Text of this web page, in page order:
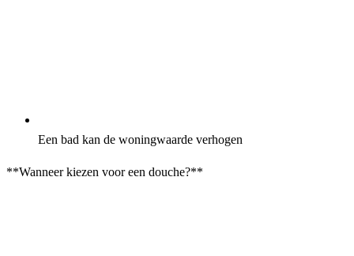
Een bad kan de woningwaarde verhogen
**Wanneer kiezen voor een douche?**